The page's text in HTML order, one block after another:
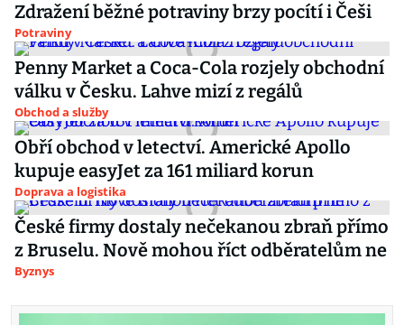
Zdražení běžné potraviny brzy pocítí i Češi
Potraviny
Penny Market a Coca-Cola rozjely obchodní
válku v Česku. Lahve mizí z regálů
Obchod a služby
Obří obchod v letectví. Americké Apollo
kupuje easyJet za 161 miliard korun
Doprava a logistika
České firmy dostaly nečekanou zbraň přímo
z Bruselu. Nově mohou říct odběratelům ne
Byznys